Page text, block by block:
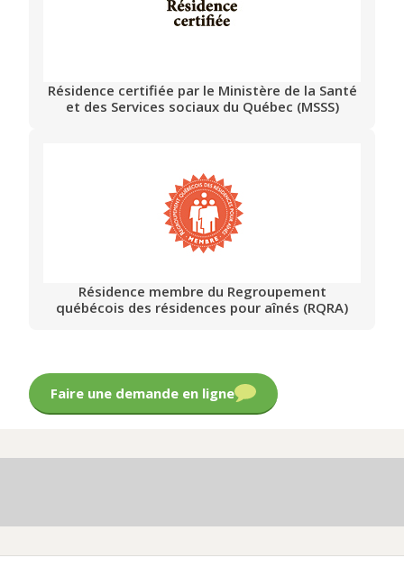
Résidence certifiée par le Ministère de la Santé
et des Services sociaux du Québec (MSSS)
Résidence membre du Regroupement
québécois des résidences pour aînés (RQRA)
Faire une demande en ligne